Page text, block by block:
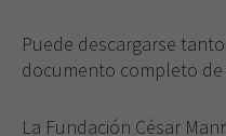
Puede descargarse
documento completo de
La Fundación César